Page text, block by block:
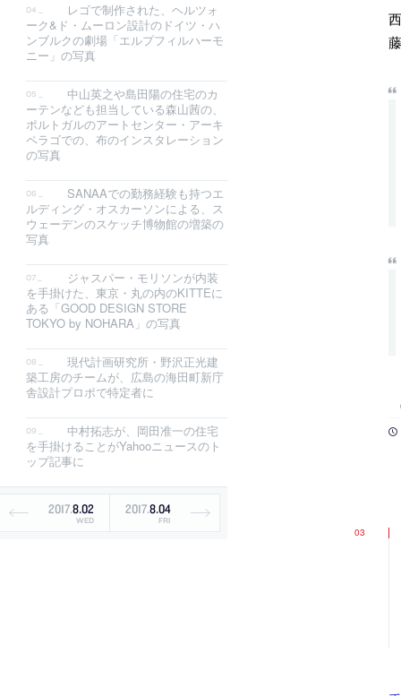
レゴで制作された、ヘルツォ
ーク&ド・ムーロン設計のドイツ・ハ
ンブルクの劇場「エルプフィルハーモ
ニー」の写真
中山英之や島田陽の住宅のカ
ーテンなども担当している森山茜の、
ポルトガルのアートセンター・アーキ
ペラゴでの、布のインスタレーション
の写真
SANAAでの勤務経験も持つエ
ルディング・オスカーソンによる、ス
ウェーデンのスケッチ博物館の増築の
写真
ジャスパー・モリソンが内装
を手掛けた、東京・丸の内のKITTEに
ある「GOOD DESIGN STORE
TOKYO by NOHARA」の写真
現代計画研究所・野沢正光建
築工房のチームが、広島の海田町新庁
舎設計プロポで特定者に
中村拓志が、岡田准一の住宅
を手掛けることがYahooニュースのト
ップ記事に
2017.8.02
WED
2017.8.04
FRI